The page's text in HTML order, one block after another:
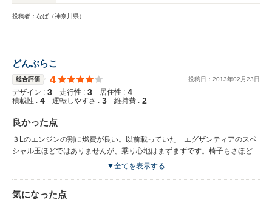
投稿者：なば（神奈川県）
どんぶらこ
総合評価 4 投稿日： 2013年02 月23日
デザイン : 3 走行性 : 3 居住性 : 4
積載性 : 4 運転しやすさ : 3 維持費 : 2
良かった点
３Lのエンジンの割に燃費が良い。以前載っていた エグザンティアのスペ
シャル玉ほどではありませんが、乗り心地はまずまずです。椅子もさほど固
▼全てを表示する
気になった点